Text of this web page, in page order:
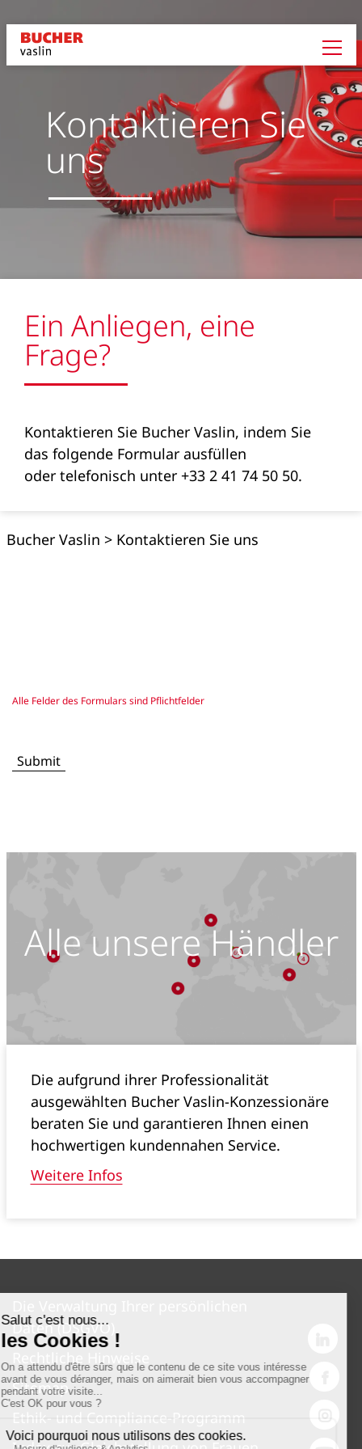
Kontaktieren Sie
uns
Ein Anliegen, eine
Frage?
Kontaktieren Sie Bucher Vaslin, indem Sie
das folgende Formular ausfüllen
oder telefonisch unter +33 2 41 74 50 50.
Bucher Vaslin > Kontaktieren Sie uns
Alle Felder des Formulars sind Pflichtfelder
Alle unsere Händler
Die aufgrund ihrer Professionalität
ausgewählten Bucher Vaslin-Konzessionäre
beraten Sie und garantieren Ihnen einen
hochwertigen kundennahen Service.
Weitere Infos
Daten (DSGVO)
Rechtliche Hinweise
Sitemap
Ethik- und Compliance-Programm